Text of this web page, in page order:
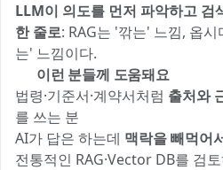
LLM이 의도를 먼저 파악하고 검
한 줄로: RAG는 '깎는' 느낌, 옵
는' 느낌이다.
🎯 이런 분들께 도움돼요
법령·기준서·계약서처럼 출처와
를 쓰는 분
AI가 답은 하는데 맥락을 빼먹어
전통적인 RAG·Vector DB를 검